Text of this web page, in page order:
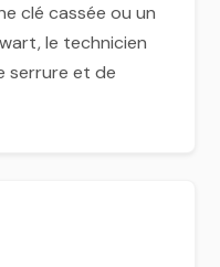
clé cassée ou un
le technicien
serrure et de